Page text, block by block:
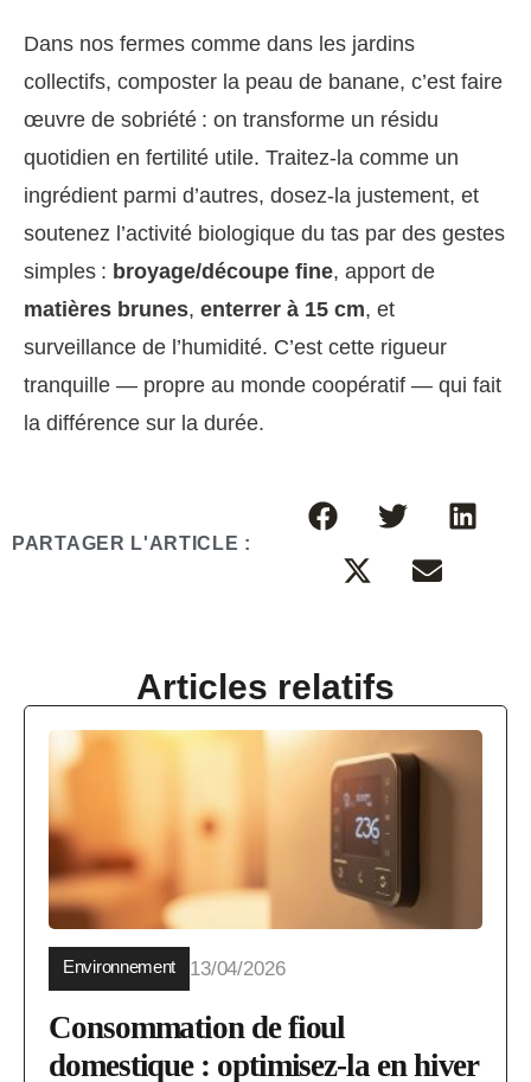
Dans nos fermes comme dans les jardins
collectifs, composter la peau de banane, c’est faire
œuvre de sobriété : on transforme un résidu
quotidien en fertilité utile. Traitez-la comme un
ingrédient parmi d’autres, dosez-la justement, et
soutenez l’activité biologique du tas par des gestes
simples : broyage/découpe fine, apport de
matières brunes, enterrer à 15 cm, et
surveillance de l’humidité. C’est cette rigueur
tranquille — propre au monde coopératif — qui fait
la différence sur la durée.
PARTAGER L'ARTICLE :
Articles relatifs
Environnement 13/04/2026
Consommation de fioul
domestique : optimisez-la en hiver